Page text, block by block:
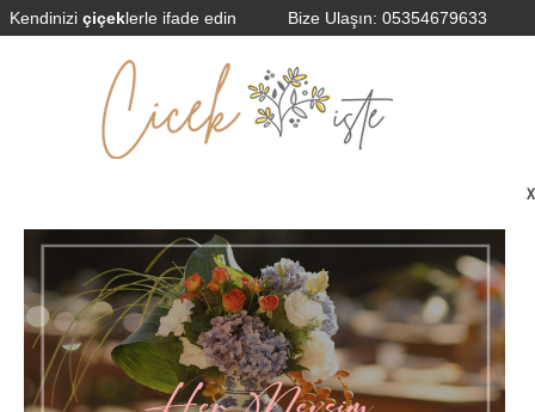
Kendinizi çiçeklerle ifade edin Bize Ulaşın: 05354679633